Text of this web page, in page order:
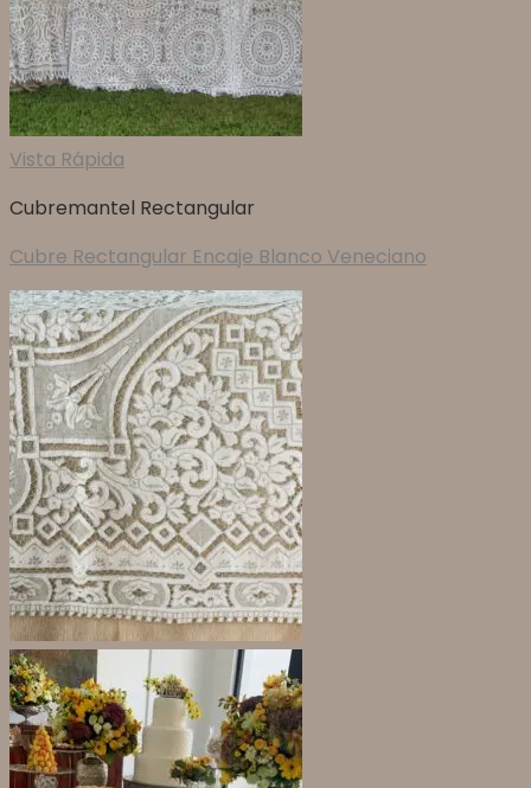
Vista Rápida
Cubremantel Rectangular
Cubre Rectangular Encaje Blanco Veneciano